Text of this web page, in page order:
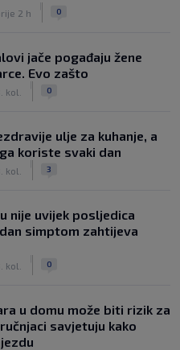
2 h 0
jače pogađaju žene
Evo zašto
kol. 0
ulje za kuhanje, a
koriste svaki dan
kol. 3
nije uvijek posljedica
simptom zahtijeva
kol. 0
u domu može biti rizik za
savjetuju kako